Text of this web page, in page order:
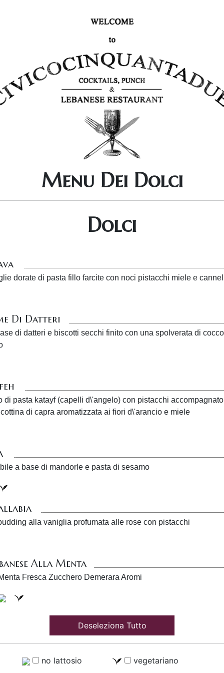
Menu Dei Dolci
Dolci
dorate di pasta fillo farcite con noci pistacchi miele e
Di Datteri
di datteri e biscotti secchi finito con una spolverata di cocco
di pasta katayf (capelli d\'angelo) con pistacchi
di capra aromatizzata ai fiori d\'arancio e miele
a base di mandorle e pasta di sesamo
alla vaniglia profumata alle rose con pistacchi
Alla Menta
Fresca Zucchero Demerara Aromi
Deseleziona Tutto
no lattosio
vegetariano